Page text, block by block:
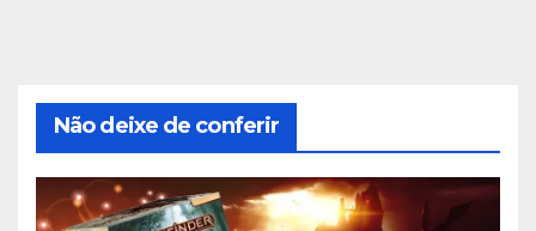
Não deixe de conferir